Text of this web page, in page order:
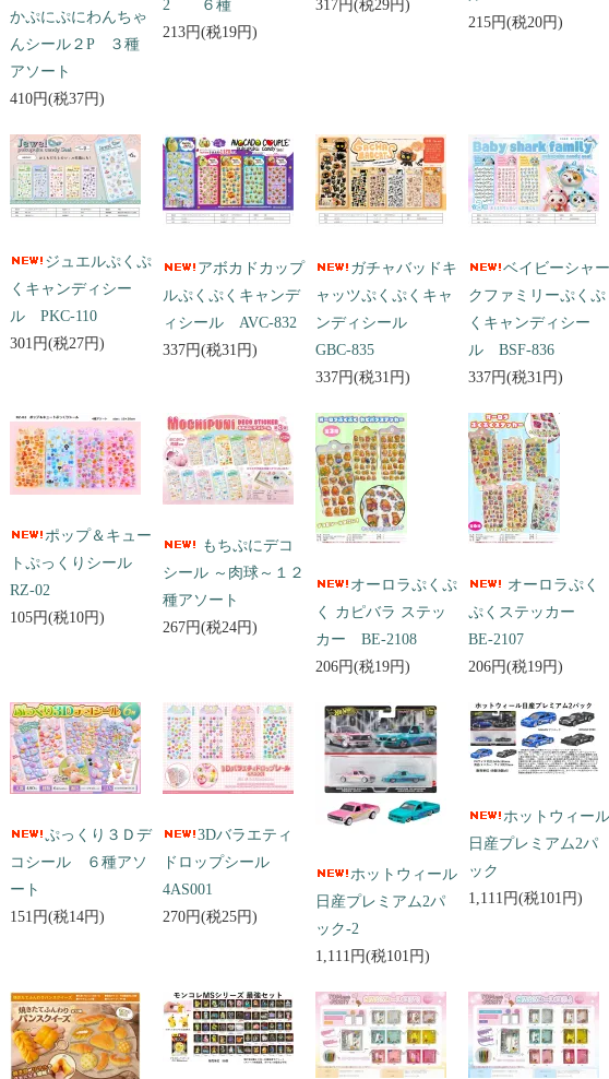
かぷにぷにわんちゃ
んシール２P ３種
アソート
410円(税37円)
2 ６種
213円(税19円)
317円(税29円)
215円(税20円)
ジュエルぷくぷ
くキャンディシー
ル PKC-110
301円(税27円)
アボカドカップ
ルぷくぷくキャンデ
ィシール AVC-832
337円(税31円)
ガチャバッドキ
ャッツぷくぷくキャ
ンディシール
GBC-835
337円(税31円)
ベイビーシャー
クファミリーぷくぷ
くキャンディシー
ル BSF-836
337円(税31円)
ポップ＆キュー
トぷっくりシール
RZ-02
105円(税10円)
もちぷにデコ
シール ～肉球～１２
種アソート
267円(税24円)
オーロラぷくぷ
く カピバラ ステッ
カー BE-2108
206円(税19円)
オーロラぷく
ぷくステッカー
BE-2107
206円(税19円)
ぷっくり３Ｄデ
コシール ６種アソ
ート
151円(税14円)
3Dバラエティ
ドロップシール
4AS001
270円(税25円)
ホットウィール
日産プレミアム2パ
ック-2
1,111円(税101円)
ホットウィール
日産プレミアム2パ
ック
1,111円(税101円)